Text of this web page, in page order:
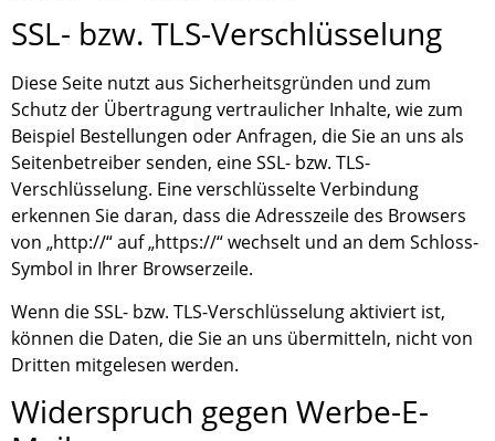
SSL- bzw. TLS-Verschlüsselung
Diese Seite nutzt aus Sicherheitsgründen und zum
Schutz der Übertragung vertraulicher Inhalte, wie zum
Beispiel Bestellungen oder Anfragen, die Sie an uns als
Seitenbetreiber senden, eine SSL- bzw. TLS-
Verschlüsselung. Eine verschlüsselte Verbindung
erkennen Sie daran, dass die Adresszeile des Browsers
von „http://“ auf „https://“ wechselt und an dem Schloss-
Symbol in Ihrer Browserzeile.
Wenn die SSL- bzw. TLS-Verschlüsselung aktiviert ist,
können die Daten, die Sie an uns übermitteln, nicht von
Dritten mitgelesen werden.
Widerspruch gegen Werbe-E-